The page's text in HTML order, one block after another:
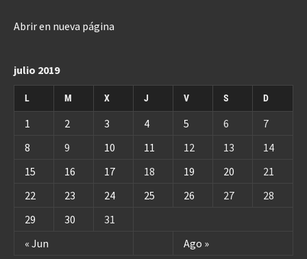
Abrir en nueva página
julio 2019
L M X J V S D
« Jun Ago »
1 2 3 4 5 6
7
8
9 10 11 12 13
14
15
16 17 18 19 20
21
22
23 24 25 26 27
28
29
30 31